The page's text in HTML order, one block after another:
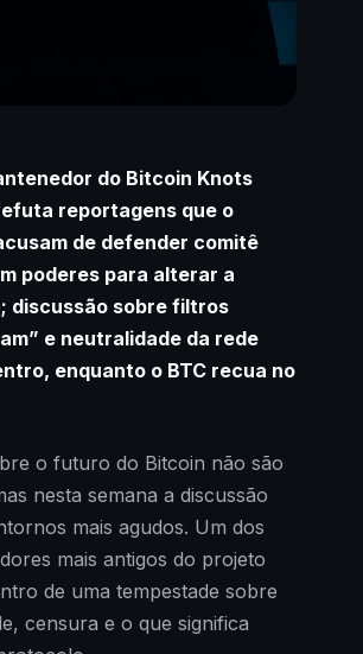
do Bitcoin Knots
reportagens que o
de defender comitê
poderes para alterar a
discussão sobre filtros
e neutralidade da rede
enquanto o BTC recua no
o futuro do Bitcoin não são
nesta semana a discussão
mais agudos. Um dos
mais antigos do projeto
de uma tempestade sobre
censura e o que significa